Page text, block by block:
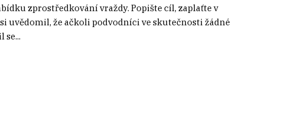
zprostředkování vraždy. Popište cíl, zaplaťte v
uvědomil, že ačkoli podvodníci ve skutečnosti žádné
se...